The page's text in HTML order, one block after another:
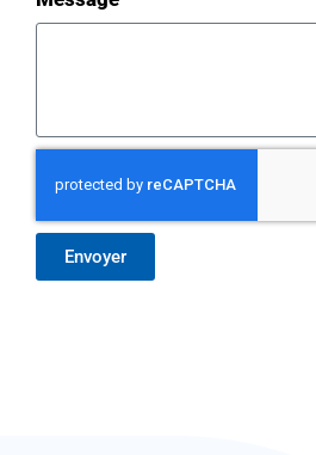
Envoyer